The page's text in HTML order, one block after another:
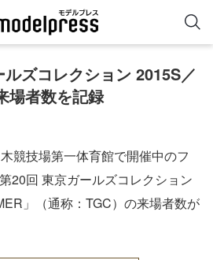
ルズコレクション 2015S／
場者数を記録
競技場第一体育館で開催中のフ
20回 東京ガールズコレクション
」（通称：TGC）の来場者数が